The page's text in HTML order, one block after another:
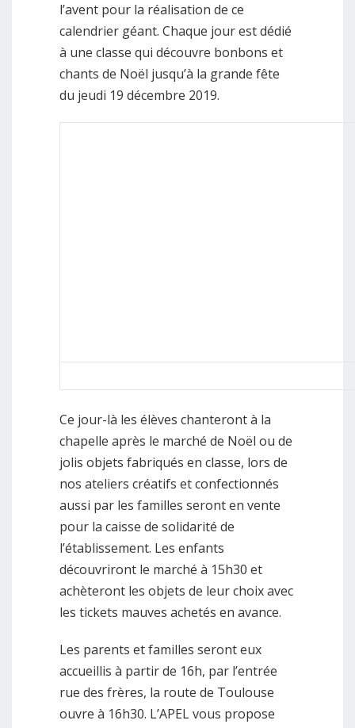
l’avent pour la réalisation de ce
calendrier géant. Chaque jour est dédié
à une classe qui découvre bonbons et
chants de Noël jusqu’à la grande fête
du jeudi 19 décembre 2019.
Ce jour-là les élèves chanteront à la
chapelle après le marché de Noël ou de
jolis objets fabriqués en classe, lors de
nos ateliers créatifs et confectionnés
aussi par les familles seront en vente
pour la caisse de solidarité de
l’établissement. Les enfants
découvriront le marché à 15h30 et
achèteront les objets de leur choix avec
les tickets mauves achetés en avance.
Les parents et familles seront eux
accueillis à partir de 16h, par l’entrée
rue des frères, la route de Toulouse
ouvre à 16h30. L’APEL vous propose